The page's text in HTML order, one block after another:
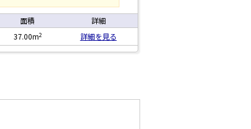
面積
詳細
37.00m2 詳細を見る